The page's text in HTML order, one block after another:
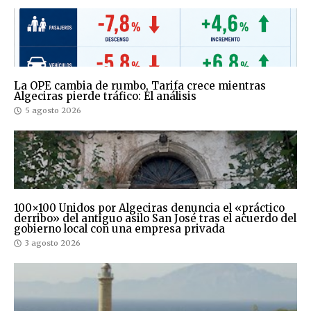
La OPE cambia de rumbo, Tarifa crece mientras
Algeciras pierde tráfico: El análisis
5 agosto 2026
100×100 Unidos por Algeciras denuncia el «práctico
derribo» del antiguo asilo San José tras el acuerdo del
gobierno local con una empresa privada
3 agosto 2026